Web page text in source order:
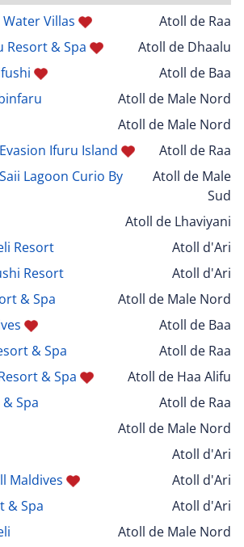
Villas
Atoll de Raa
Resort & Spa
Atoll de Dhaalu
Atoll de Baa
Atoll de Male Nord
Atoll de Male Nord
Ifuru Island
Atoll de Raa
Lagoon Curio By
Atoll de Male
Sud
Atoll de Lhaviyani
Resort
Atoll d'Ari
Resort
Atoll d'Ari
& Spa
Atoll de Male Nord
Atoll de Baa
& Spa
Atoll de Raa
& Spa
Atoll de Haa Alifu
Spa
Atoll de Raa
Atoll de Male Nord
Atoll d'Ari
Maldives
Atoll d'Ari
& Spa
Atoll d'Ari
Atoll de Male Nord